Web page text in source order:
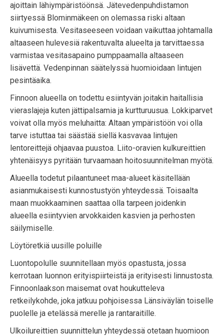
ajoittain lähiympäristöönsä. Jätevedenpuhdistamon
siirtyessä Blominmäkeen on olemassa riski altaan
kuivumisesta. Vesitaseeseen voidaan vaikuttaa johtamalla
altaaseen hulevesiä rakentuvalta alueelta ja tarvittaessa
varmistaa vesitasapaino pumppaamalla altaaseen
lisävettä. Vedenpinnan säätelyssä huomioidaan lintujen
pesintäaika.
Finnoon alueella on todettu esiintyvän joitakin haitallisia
vieraslajeja kuten jättipalsamia ja kurtturuusua. Lokkiparvet
voivat olla myös meluhaitta: Altaan ympäristöön voi olla
tarve istuttaa tai säästää siellä kasvavaa lintujen
lentoreittejä ohjaavaa puustoa. Liito-oravien kulkureittien
yhtenäisyys pyritään turvaamaan hoitosuunnitelman myötä.
Alueella todetut pilaantuneet maa-alueet käsitellään
asianmukaisesti kunnostustyön yhteydessä. Toisaalta
maan muokkaaminen saattaa olla tarpeen joidenkin
alueella esiintyvien arvokkaiden kasvien ja perhosten
säilymiselle.
Löytöretkiä uusille poluille
Luontopolulle suunnitellaan myös opastusta, jossa
kerrotaan luonnon erityispiirteistä ja erityisesti linnustosta.
Finnoonlaakson maisemat ovat houkutteleva
retkeilykohde, joka jatkuu pohjoisessa Länsiväylän toiselle
puolelle ja etelässä merelle ja rantaraitille.
Ulkoilureittien suunnittelun yhteydessä otetaan huomioon